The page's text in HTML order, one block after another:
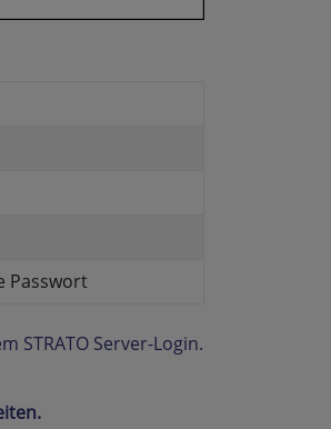
Passwort
STRATO Server-Login.